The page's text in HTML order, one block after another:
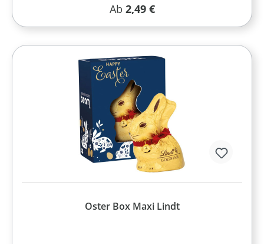
Regulärer Preis:
Ab 2,49 €
Oster Box Maxi Lindt